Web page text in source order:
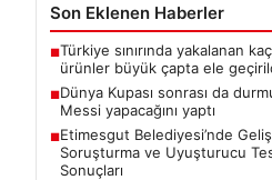
Son Eklenen Haberler
■Türkiye sınırında yakalanan
ürünler büyük çapta ele
■Dünya Kupası sonrası da
Messi yapacağını yaptı
■Etimesgut Belediyesi’nde
Soruşturma ve Uyuşturucu
Sonuçları